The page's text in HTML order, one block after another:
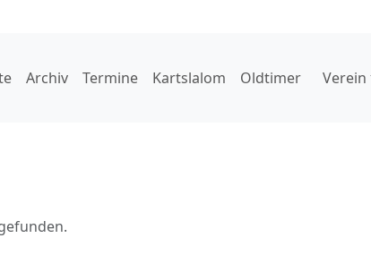
Archiv Termine Kartslalom Oldtimer Verein